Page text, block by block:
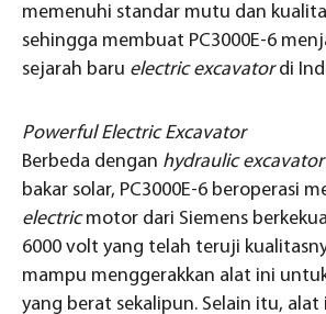
memenuhi standar mutu dan
sehingga membuat PC3000E-6
sejarah baru electric excavatordi
Powerful Electric Excavator
Berbeda dengan hydraulic excavator
bakar solar, PC3000E-6 beroperasi
electricmotor dari Siemens
6000 volt yang telah teruji
mampu menggerakkan alat ini
yang berat sekalipun. Selain itu, alat